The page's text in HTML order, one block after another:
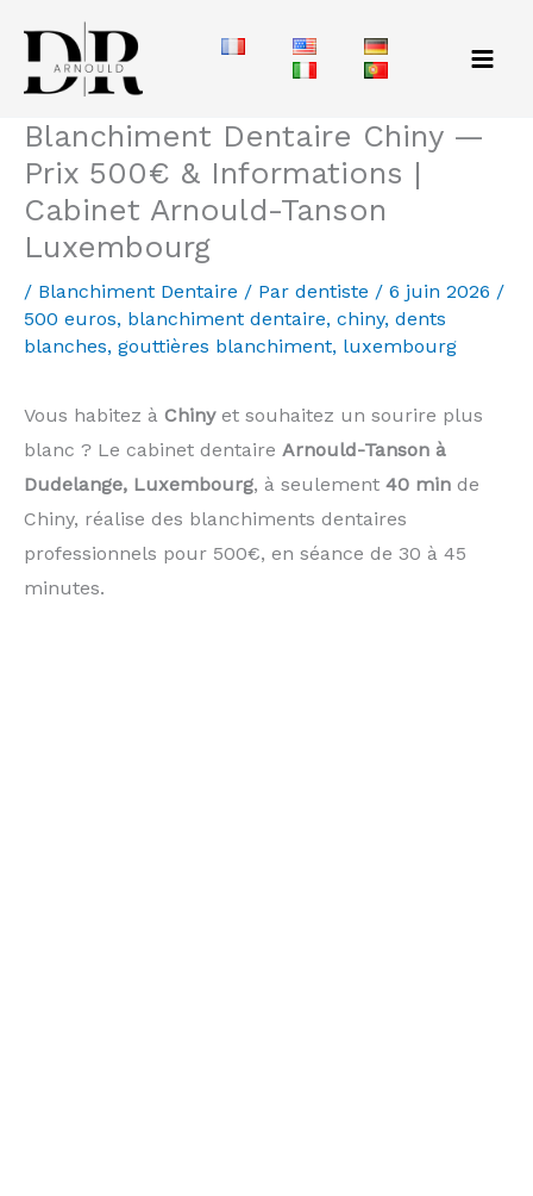
contenu
Blanchiment Dentaire Chiny —
Prix 500€ & Informations |
Cabinet Arnould-Tanson
Luxembourg
/ Blanchiment Dentaire / Par dentiste / 6 juin 2026 /
500 euros, blanchiment dentaire, chiny, dents
blanches, gouttières blanchiment, luxembourg
Vous habitez à Chinyet souhaitez un sourire plus
blanc ? Le cabinet dentaire Arnould-Tanson à
Dudelange, Luxembourg, à seulement 40 min de
Chiny, réalise des blanchiments dentaires
professionnels pour 500€, en séance de 30 à 45
minutes.